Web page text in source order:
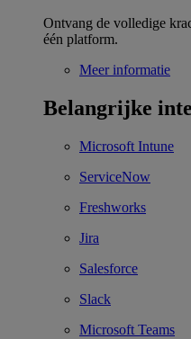
Ontvang de volledige
één platform.
Meer informatie
Belangrijke
Microsoft Intune
ServiceNow
Freshworks
Jira
Salesforce
Slack
Microsoft Teams